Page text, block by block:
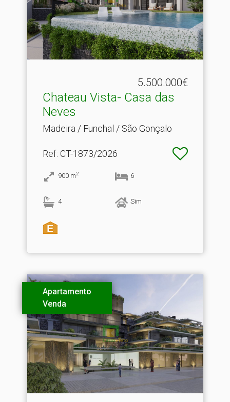
5.500.000€
Chateau Vista- Casa das
Neves
Madeira / Funchal / São Gonçalo
Ref: CT-1873/2026
900 m2 6
4 Sim
Apartamento
Venda